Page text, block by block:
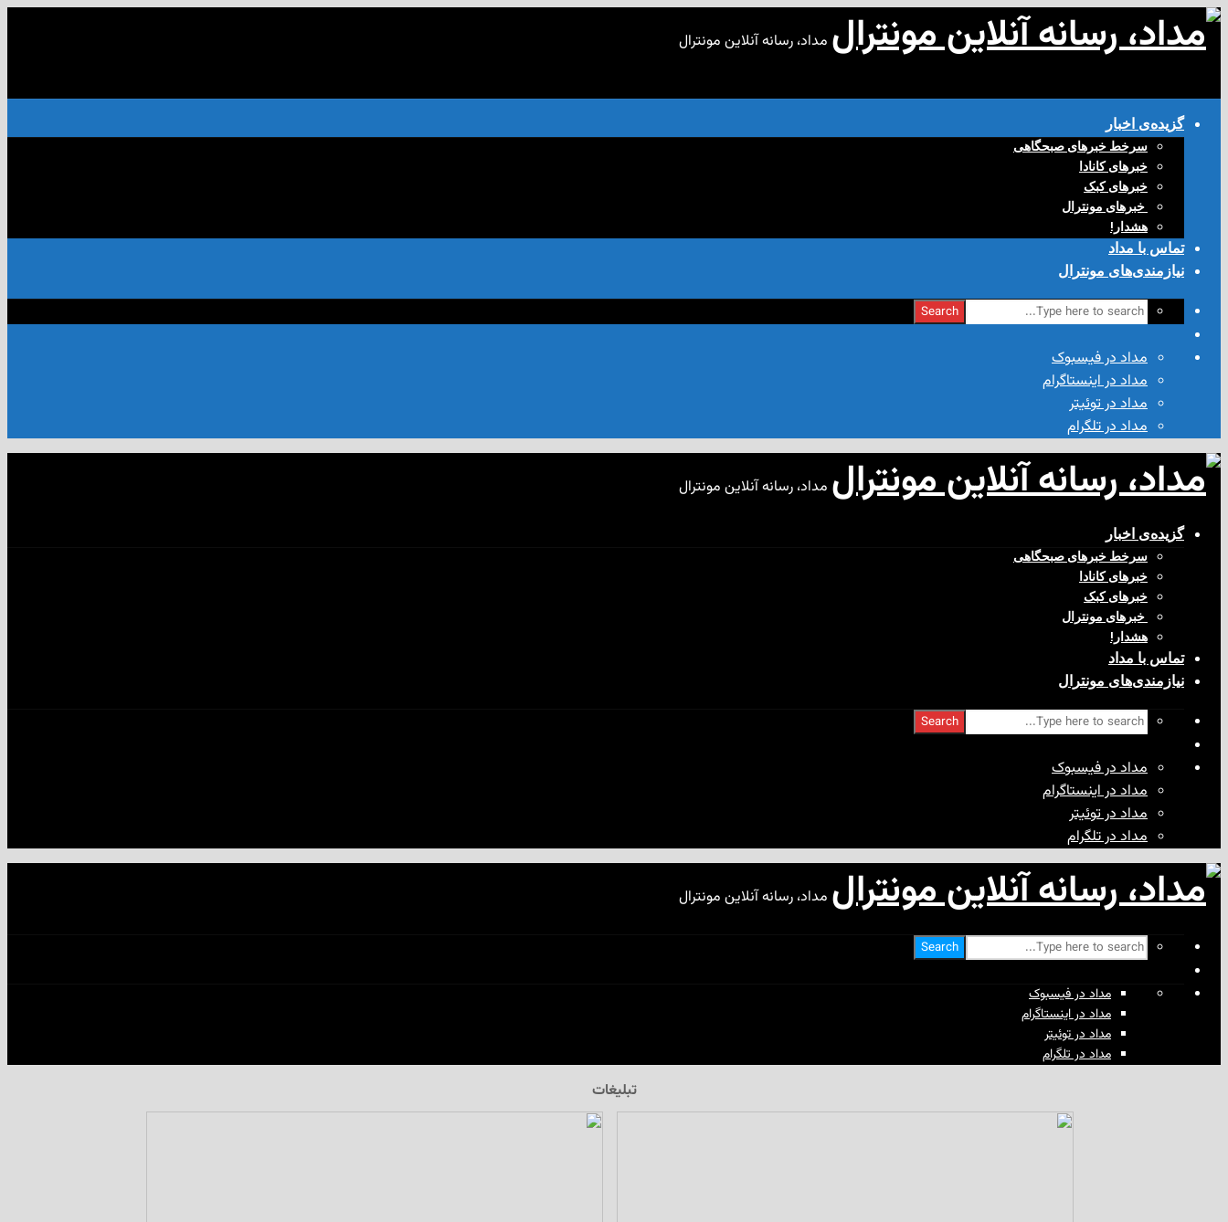
مداد، رسانه آنلاین مونترال
گزیده‌ی‌ اخبار
سرخط خبرهای صبحگاهی
خبرهای کانادا
خبرهای کبک
‌ خبرهای مونترال
هشدار!
تماس با مداد
نیازمندی‌های مونترال
Search
مداد در فیسبوک
مداد در اینستاگرام
مداد در توئیتر
مداد در تلگرام
مداد، رسانه آنلاین مونترال
گزیده‌ی‌ اخبار
سرخط خبرهای صبحگاهی
خبرهای کانادا
خبرهای کبک
‌ خبرهای مونترال
هشدار!
تماس با مداد
نیازمندی‌های مونترال
Search
مداد در فیسبوک
مداد در اینستاگرام
مداد در توئیتر
مداد در تلگرام
مداد، رسانه آنلاین مونترال
Search
مداد در فیسبوک
مداد در اینستاگرام
مداد در توئیتر
مداد در تلگرام
تبلیغات